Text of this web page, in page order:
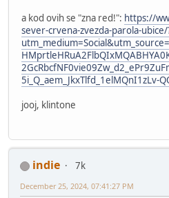
a kod ovih se "zna red!": https://
sever-crvena-zvezda-parola-ubice/
5i_Q_aem_JkxTlfd_1elMQnI1zLv-
jooj, klintone
indie
7k
December 25, 2024, 07:41:27 PM